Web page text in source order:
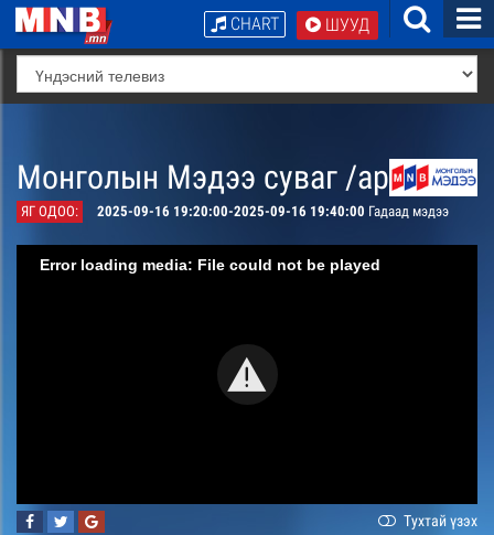
ШУУД
CHART
Монголын Мэдээ суваг /архив/
ЯГ ОДОО: 2025-09-16 19:20:00-2025-09-16 19:40:00 Гадаад мэдээ
Error loading media: File could not be played
Тухтай үзэх